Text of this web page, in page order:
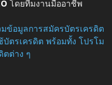
โดยทีมงานมืออาชีพ
ข้อมูลการสมัครบัตรเครดิต
ตรเครดิต พร้อมทั้ง โปรโม
ตต่าง ๆ